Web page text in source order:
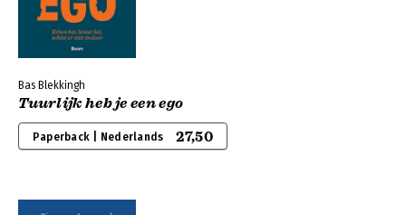
Bas Blekkingh
Tuurlijk heb je een ego
Paperback | Nederlands 27,50